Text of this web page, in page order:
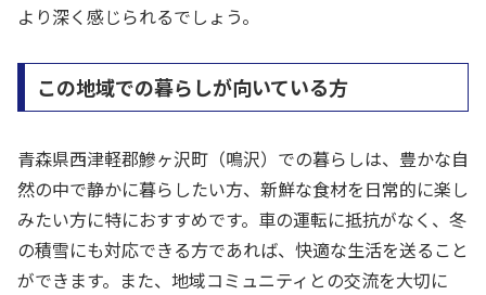
より深く感じられるでしょう。
この地域での暮らしが向いている方
青森県西津軽郡鰺ヶ沢町（鳴沢）での暮らしは、豊かな自
然の中で静かに暮らしたい方、新鮮な食材を日常的に楽し
みたい方に特におすすめです。車の運転に抵抗がなく、冬
の積雪にも対応できる方であれば、快適な生活を送ること
ができます。また、地域コミュニティとの交流を大切に